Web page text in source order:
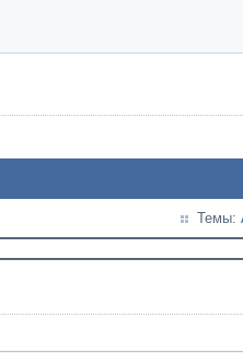
Темы: